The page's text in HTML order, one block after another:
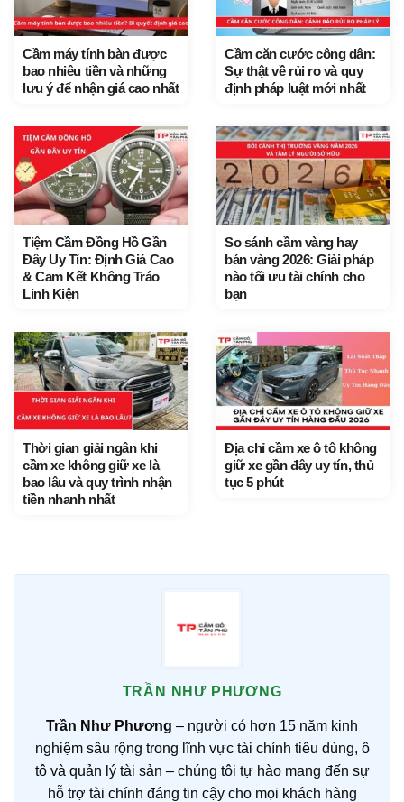
Cầm máy tính bàn được
bao nhiêu tiền và những
lưu ý để nhận giá cao nhất
Cầm căn cước công dân:
Sự thật về rủi ro và quy
định pháp luật mới nhất
Tiệm Cầm Đồng Hồ Gần
Đây Uy Tín: Định Giá Cao
& Cam Kết Không Tráo
Linh Kiện
So sánh cầm vàng hay
bán vàng 2026: Giải pháp
nào tối ưu tài chính cho
bạn
Thời gian giải ngân khi
cầm xe không giữ xe là
bao lâu và quy trình nhận
tiền nhanh nhất
Địa chỉ cầm xe ô tô không
giữ xe gần đây uy tín, thủ
tục 5 phút
TRẦN NHƯ PHƯƠNG
Trần Như Phương – người có hơn 15 năm kinh
nghiệm sâu rộng trong lĩnh vực tài chính tiêu dùng, ô
tô và quản lý tài sản – chúng tôi tự hào mang đến sự
hỗ trợ tài chính đáng tin cậy cho mọi khách hàng